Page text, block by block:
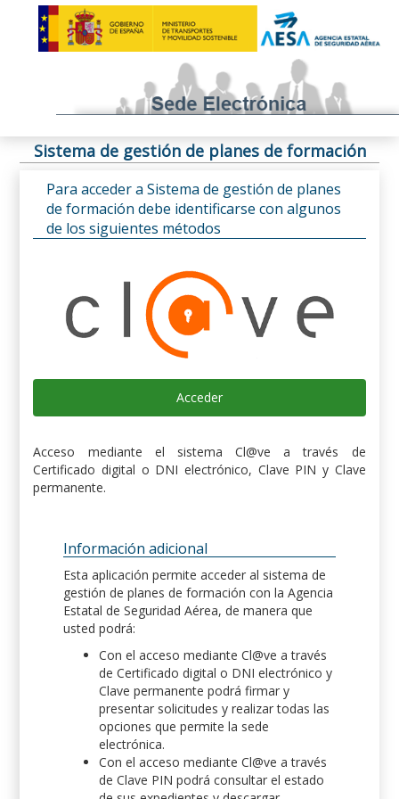
Sistema de gestión de planes de formación
Para acceder a Sistema de gestión de planes
de formación debe identificarse con algunos
de los siguientes métodos
Acceder
Acceso mediante el sistema Cl@ve a través de
Certificado digital o DNI electrónico, Clave PIN y Clave
permanente.
Información adicional
Esta aplicación permite acceder al sistema de
gestión de planes de formación con la Agencia
Estatal de Seguridad Aérea, de manera que
usted podrá:
Con el acceso mediante Cl@ve a través
de Certificado digital o DNI electrónico y
Clave permanente podrá firmar y
presentar solicitudes y realizar todas las
opciones que permite la sede
electrónica.
Con el acceso mediante Cl@ve a través
de Clave PIN podrá consultar el estado